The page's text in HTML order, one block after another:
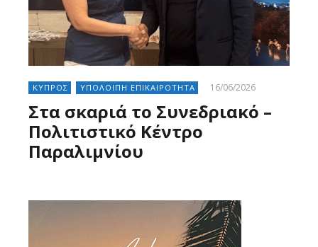
ΚΥΠΡΟΣ ΥΠΟΛΟΙΠΗ ΕΠΙΚΑΙΡΟΤΗΤΑ 16/06/2026
Στα σκαριά το Συνεδριακό –
Πολιτιστικό Κέντρο
Παραλιμνίου